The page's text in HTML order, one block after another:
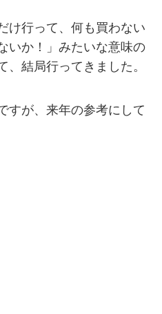
け行って、何も買わない
いか！」みたいな意味の
、結局行ってきました。
すが、来年の参考にして